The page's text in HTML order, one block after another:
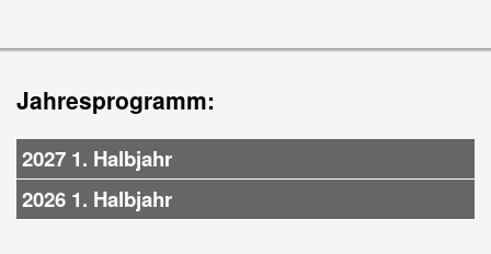
Jahresprogramm:
2027 1. Halbjahr
2026 1. Halbjahr